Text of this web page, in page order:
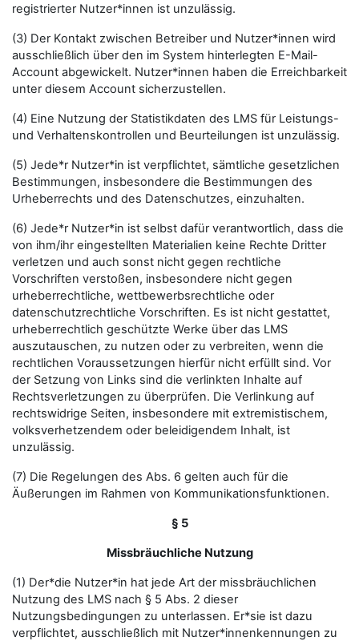
registrierter Nutzer*innen ist unzulässig.
(3) Der Kontakt zwischen Betreiber und Nutzer*innen wird
ausschließlich über den im System hinterlegten E-Mail-
Account abgewickelt. Nutzer*innen haben die Erreichbarkeit
unter diesem Account sicherzustellen.
(4) Eine Nutzung der Statistikdaten des LMS für Leistungs-
und Verhaltenskontrollen und Beurteilungen ist unzulässig.
(5) Jede*r Nutzer*in ist verpflichtet, sämtliche gesetzlichen
Bestimmungen, insbesondere die Bestimmungen des
Urheberrechts und des Datenschutzes, einzuhalten.
(6) Jede*r Nutzer*in ist selbst dafür verantwortlich, dass die
von ihm/ihr eingestellten Materialien keine Rechte Dritter
verletzen und auch sonst nicht gegen rechtliche
Vorschriften verstoßen, insbesondere nicht gegen
urheberrechtliche, wettbewerbsrechtliche oder
datenschutzrechtliche Vorschriften. Es ist nicht gestattet,
urheberrechtlich geschützte Werke über das LMS
auszutauschen, zu nutzen oder zu verbreiten, wenn die
rechtlichen Voraussetzungen hierfür nicht erfüllt sind. Vor
der Setzung von Links sind die verlinkten Inhalte auf
Rechtsverletzungen zu überprüfen. Die Verlinkung auf
rechtswidrige Seiten, insbesondere mit extremistischem,
volksverhetzendem oder beleidigendem Inhalt, ist
unzulässig.
(7) Die Regelungen des Abs. 6 gelten auch für die
Äußerungen im Rahmen von Kommunikationsfunktionen.
§ 5
Missbräuchliche Nutzung
(1) Der*die Nutzer*in hat jede Art der missbräuchlichen
Nutzung des LMS nach § 5 Abs. 2 dieser
Nutzungsbedingungen zu unterlassen. Er*sie ist dazu
verpflichtet, ausschließlich mit Nutzer*innenkennungen zu